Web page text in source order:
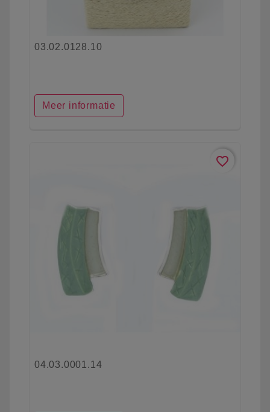
03.02.0128.10
Meer informatie
favorite_border
04.03.0001.14